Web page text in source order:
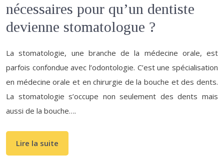
nécessaires pour qu’un dentiste
devienne stomatologue ?
La stomatologie, une branche de la médecine orale, est
parfois confondue avec l’odontologie. C’est une spécialisation
en médecine orale et en chirurgie de la bouche et des dents.
La stomatologie s’occupe non seulement des dents mais
aussi de la bouche….
Lire la suite